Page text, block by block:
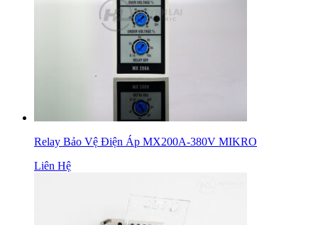
Relay Bảo Vệ Điện Áp MX200A-380V MIKRO
Liên Hệ